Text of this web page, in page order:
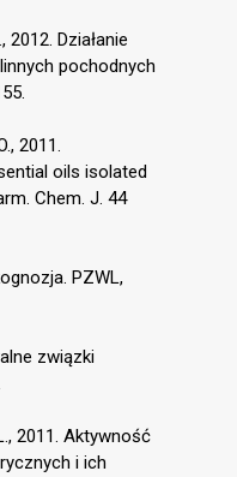
2012. Działanie
pochodnych
2011.
oils isolated
Chem. J. 44
PZWL,
związki
2011. Aktywność
i ich